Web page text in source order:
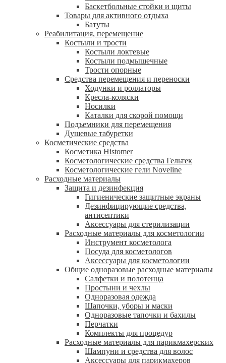
Баскетбольные стойки и щиты
Товары для активного отдыха
Батуты
Реабилитация, перемещение
Костыли и трости
Костыли локтевые
Костыли подмышечные
Трости опорные
Средства перемещения и переноски
Ходунки и роллаторы
Кресла-коляски
Носилки
Каталки для скорой помощи
Подъемники для перемещения
Душевые табуретки
Косметические средства
Косметика Histomer
Косметологические средства Гельтек
Косметологические гели Noveline
Расходные материалы
Защита и дезинфекция
Гигиенические защитные экраны
Дезинфицирующие средства,
антисептики
Аксессуары для стерилизации
Расходные материалы для косметологии
Инструмент косметолога
Посуда для косметологов
Аксессуары для косметологии
Общие одноразовые расходные материалы
Салфетки и полотенца
Простыни и чехлы
Одноразовая одежда
Шапочки, уборы и маски
Одноразовые тапочки и бахилы
Перчатки
Комплекты для процедур
Расходные материалы для парикмахерских
Шампуни и средства для волос
Аксессуары для парикмахеров